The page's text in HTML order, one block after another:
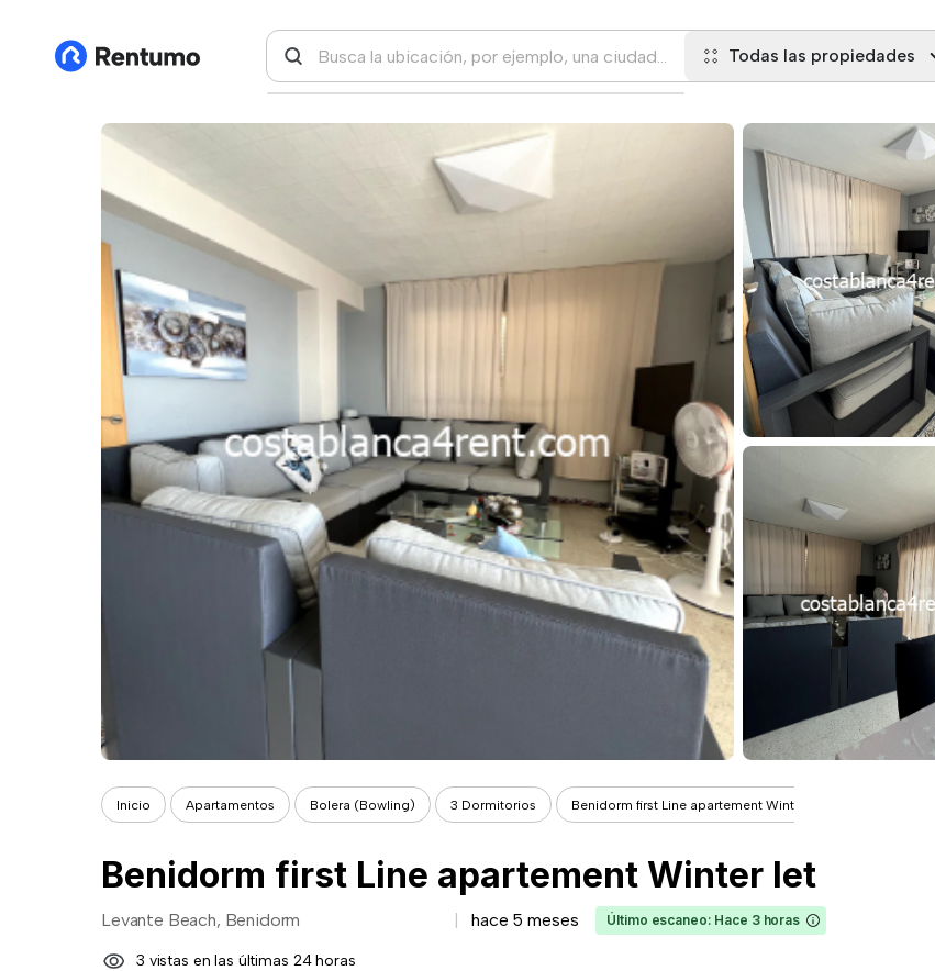
Todas las propiedades
Inicio Apartamentos Bolera (Bowling) 3 Dormitorios Benidorm first Line apartement Winter...
Benidorm first Line apartement Winter let
Levante Beach, Benidorm hace 5 meses Último escaneo: Hace 3 horas
3 vistas en las últimas 24 horas